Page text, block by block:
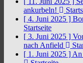
ankurbeln!
[ 4. Juni 2025 ]
Startseite
[ 3. Juni 2025 ]
nach Anfield
[ 1. Juni 2025 ] An